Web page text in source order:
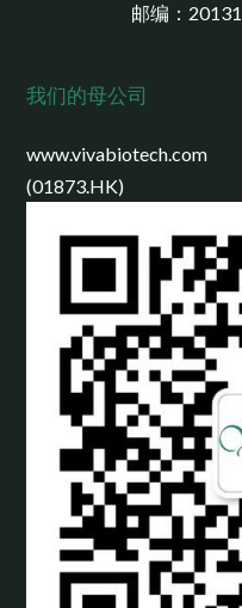
邮编：
我们的母公司
www.vivabiotech.com
(01873.HK)